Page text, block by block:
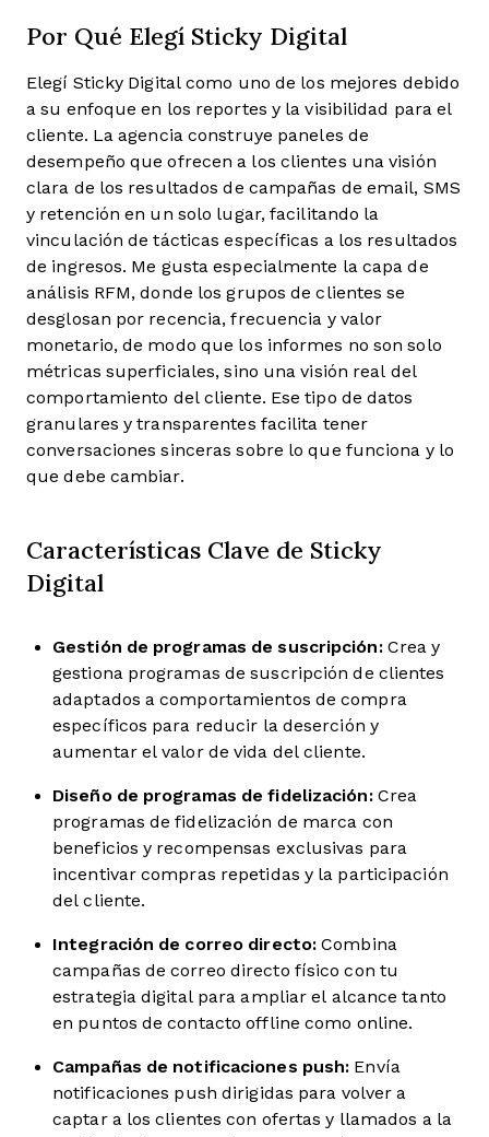
Por Qué Elegí Sticky Digital
Elegí Sticky Digital como uno de los mejores debido
a su enfoque en los reportes y la visibilidad para el
cliente. La agencia construye paneles de
desempeño que ofrecen a los clientes una visión
clara de los resultados de campañas de email, SMS
y retención en un solo lugar, facilitando la
vinculación de tácticas específicas a los resultados
de ingresos. Me gusta especialmente la capa de
análisis RFM, donde los grupos de clientes se
desglosan por recencia, frecuencia y valor
monetario, de modo que los informes no son solo
métricas superficiales, sino una visión real del
comportamiento del cliente. Ese tipo de datos
granulares y transparentes facilita tener
conversaciones sinceras sobre lo que funciona y lo
que debe cambiar.
Características Clave de Sticky
Digital
Gestión de programas de suscripción:Crea y
gestiona programas de suscripción de clientes
adaptados a comportamientos de compra
específicos para reducir la deserción y
aumentar el valor de vida del cliente.
Diseño de programas de fidelización:Crea
programas de fidelización de marca con
beneficios y recompensas exclusivas para
incentivar compras repetidas y la participación
del cliente.
Integración de correo directo: Combina
campañas de correo directo físico con tu
estrategia digital para ampliar el alcance tanto
en puntos de contacto offline como online.
Campañas de notificaciones push: Envía
notificaciones push dirigidas para volver a
captar a los clientes con ofertas y llamados a la